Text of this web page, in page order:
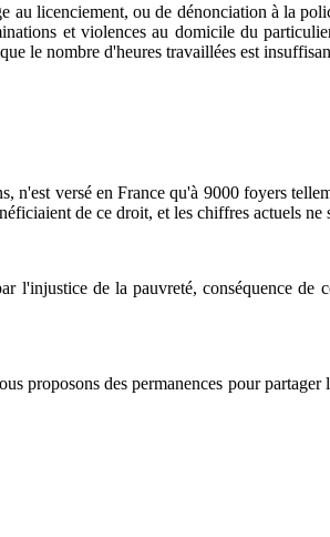
ou de dénonciation à la
et violences au domicile du
le nombre d'heures travaillées est
versé en France qu'à 9000 foyers
de ce droit, et les chiffres actuels ne
de la pauvreté, conséquence de
proposons des permanences pour